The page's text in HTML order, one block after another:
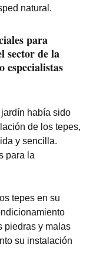
natural.
para
sector de la
había sido
de los tepes,
y sencilla.
para la
tepes en su
piedras y malas
su instalación